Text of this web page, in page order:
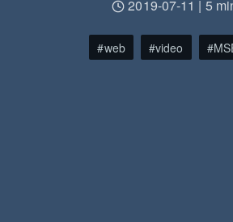
2019-07-11 | 5
web video